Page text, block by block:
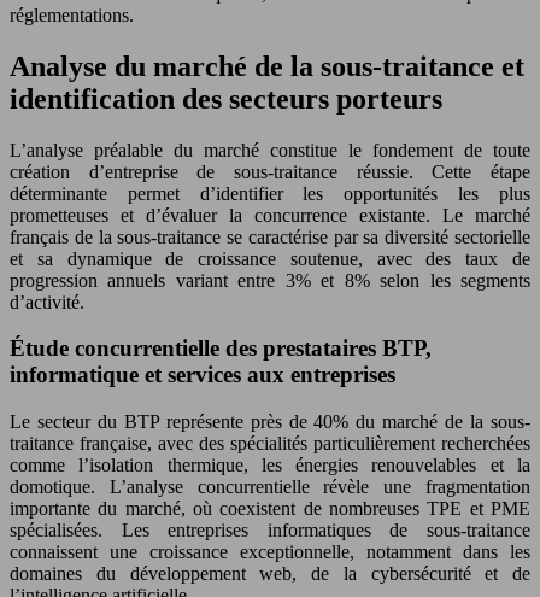
réglementations.
Analyse du marché de la sous-traitance et
identification des secteurs porteurs
L’analyse préalable du marché constitue le fondement de toute
création d’entreprise de sous-traitance réussie. Cette étape
déterminante permet d’identifier les opportunités les plus
prometteuses et d’évaluer la concurrence existante. Le marché
français de la sous-traitance se caractérise par sa diversité sectorielle
et sa dynamique de croissance soutenue, avec des taux de
progression annuels variant entre 3% et 8% selon les segments
d’activité.
Étude concurrentielle des prestataires BTP,
informatique et services aux entreprises
Le secteur du BTP représente près de 40% du marché de la sous-
traitance française, avec des spécialités particulièrement recherchées
comme l’isolation thermique, les énergies renouvelables et la
domotique. L’analyse concurrentielle révèle une fragmentation
importante du marché, où coexistent de nombreuses TPE et PME
spécialisées. Les entreprises informatiques de sous-traitance
connaissent une croissance exceptionnelle, notamment dans les
domaines du développement web, de la cybersécurité et de